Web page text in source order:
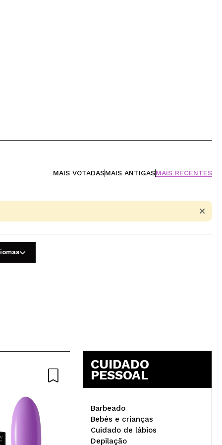
MAIS VOTADASMAIS ANTIGASMAIS RECENTES
W7 - Batom Major Mattes -
House Red
CUIDADO
PESSOAL
Barbeado
Bebés e crianças
Cuidado de lábios
Depilação